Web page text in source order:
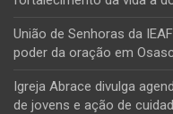
União de Senhoras da
poder da oração em
Igreja Abrace divulga
de jovens e ação de